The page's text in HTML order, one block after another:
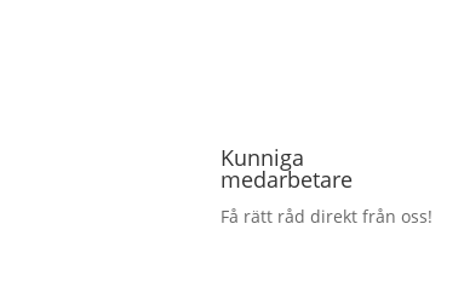
Kunniga
medarbetare
Få rätt råd direkt från oss!